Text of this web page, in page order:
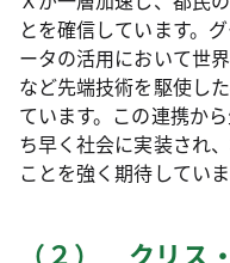
とを確信しています。
ータの活用において世
など先端技術を駆使し
ています。この連携か
ち早く社会に実装され
ことを強く期待していま
（２） クリ